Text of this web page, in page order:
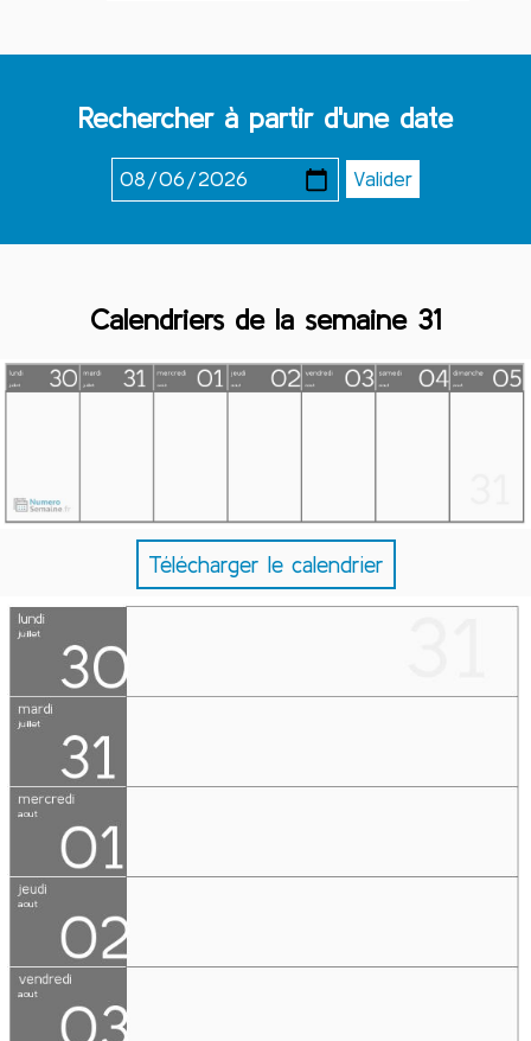
Rechercher à partir d'une date
Calendriers de la semaine 31
Télécharger le calendrier